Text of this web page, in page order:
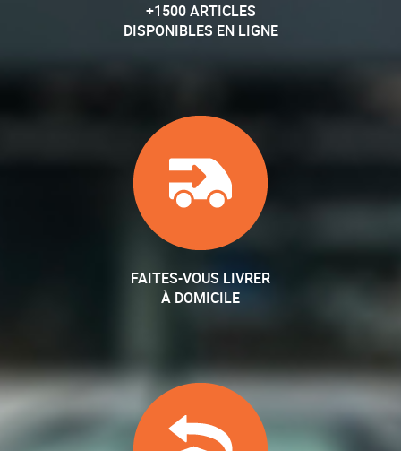
+1500 ARTICLES
DISPONIBLES EN LIGNE
FAITES-VOUS LIVRER
À DOMICILE